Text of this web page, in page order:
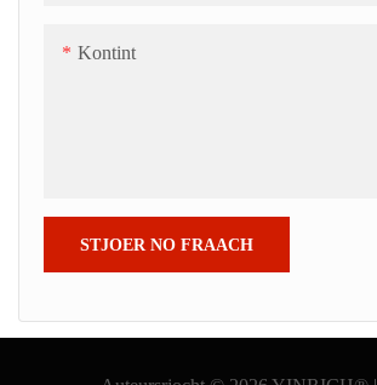
Kontint
STJOER NO FRAACH